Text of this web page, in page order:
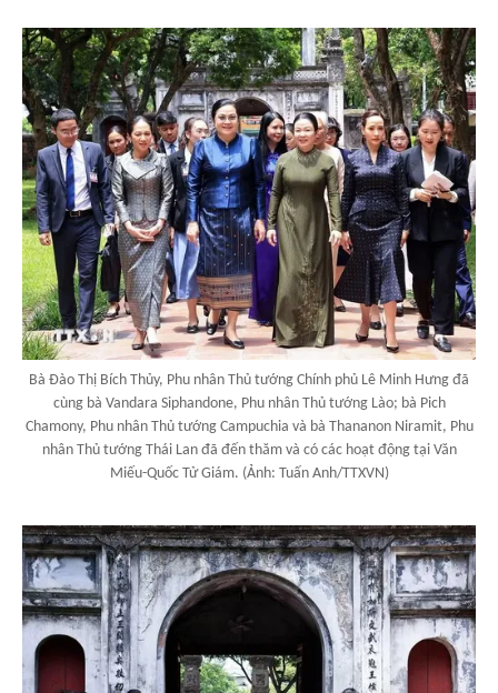
Bà Đào Thị Bích Thủy, Phu nhân Thủ tướng Chính phủ Lê Minh Hưng đã
cùng bà Vandara Siphandone, Phu nhân Thủ tướng Lào; bà Pich
Chamony, Phu nhân Thủ tướng Campuchia và bà Thananon Niramit, Phu
nhân Thủ tướng Thái Lan đã đến thăm và có các hoạt động tại Văn
Miếu-Quốc Tử Giám. (Ảnh: Tuấn Anh/TTXVN)